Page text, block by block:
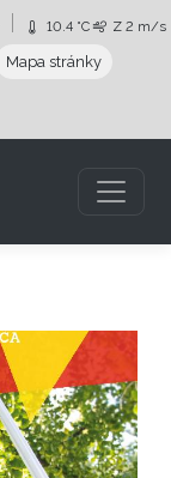
10.4 °C Z 2 m/s
Mapa stránky